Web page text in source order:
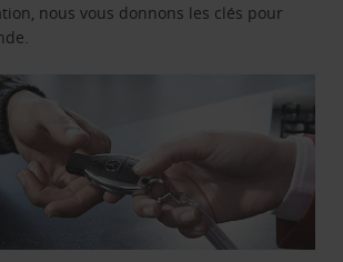
nous vous donnons les clés pour